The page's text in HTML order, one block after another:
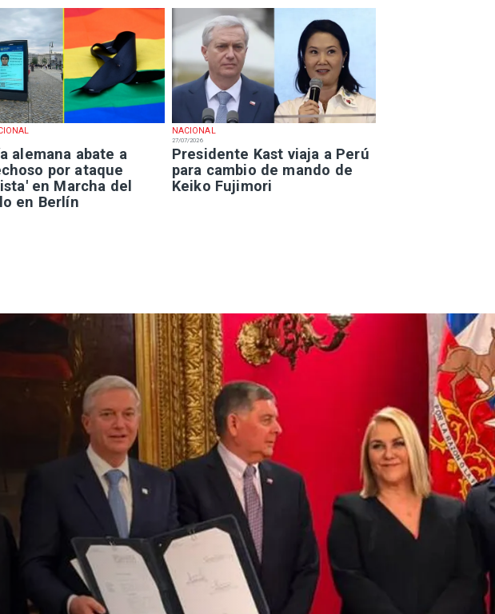
alemana abate a
por ataque
en Marcha del
en Berlín
NACIONAL
27/07/2026
Presidente Kast viaja a Perú
para cambio de mando de
Keiko Fujimori
fecha de llegada de
Colo Colo